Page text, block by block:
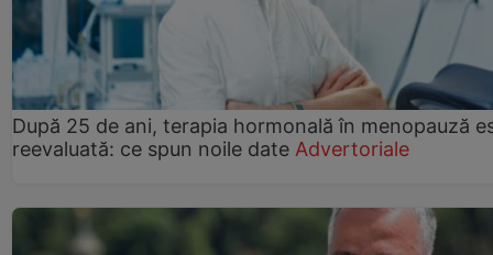
După 25 de ani, terapia hormonală în menopauză
reevaluată: ce spun noile date Advertoriale